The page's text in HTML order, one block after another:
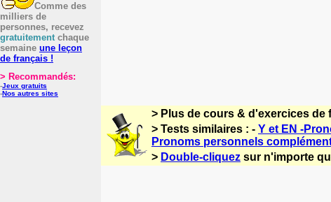
Comme des
milliers de
personnes, recevez
gratuitementchaque
semaine une leçon
de français !
> Recommandés:
-Jeux gratuits
-Nos autres sites
> Plus de cours & d'exercices de
> Tests similaires : - Y et EN -
Pronoms personnels
> Double-cliquez sur n'importe